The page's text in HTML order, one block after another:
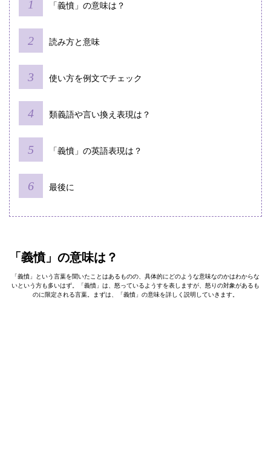
「義憤」の意味は？
読み⽅と意味
使い⽅を例⽂でチェック
類義語や言い換え表現は？
「義憤」の英語表現は？
最後に
「義憤」の意味は？
「義憤」という言葉を聞いたことはあるものの、具体的にどのような意味なのかはわからな
いという方も多いはず。「義憤」は、怒っているようすを表しますが、怒りの対象があるも
のに限定される言葉。まずは、「義憤」の意味を詳しく説明していきます。